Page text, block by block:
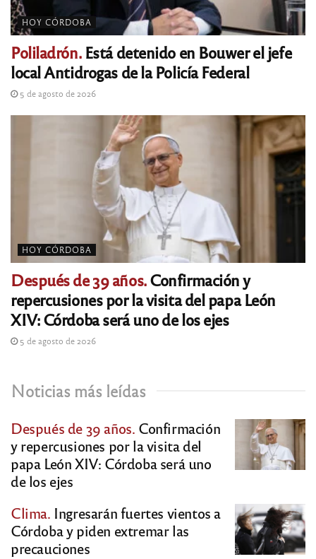
HOY CÓRDOBA
Poliladrón.Está detenido en Bouwer el jefe
local Antidrogas de la Policía Federal
5 de agosto de 2026
HOY CÓRDOBA
Después de 39 años.Confirmación y
repercusiones por la visita del papa León
XIV: Córdoba será uno de los ejes
5 de agosto de 2026
Noticias más leídas
Después de 39 años. Confirmación
y repercusiones por la visita del
papa León XIV: Córdoba será uno
de los ejes
Clima. Ingresarán fuertes vientos a
Córdoba y piden extremar las
precauciones